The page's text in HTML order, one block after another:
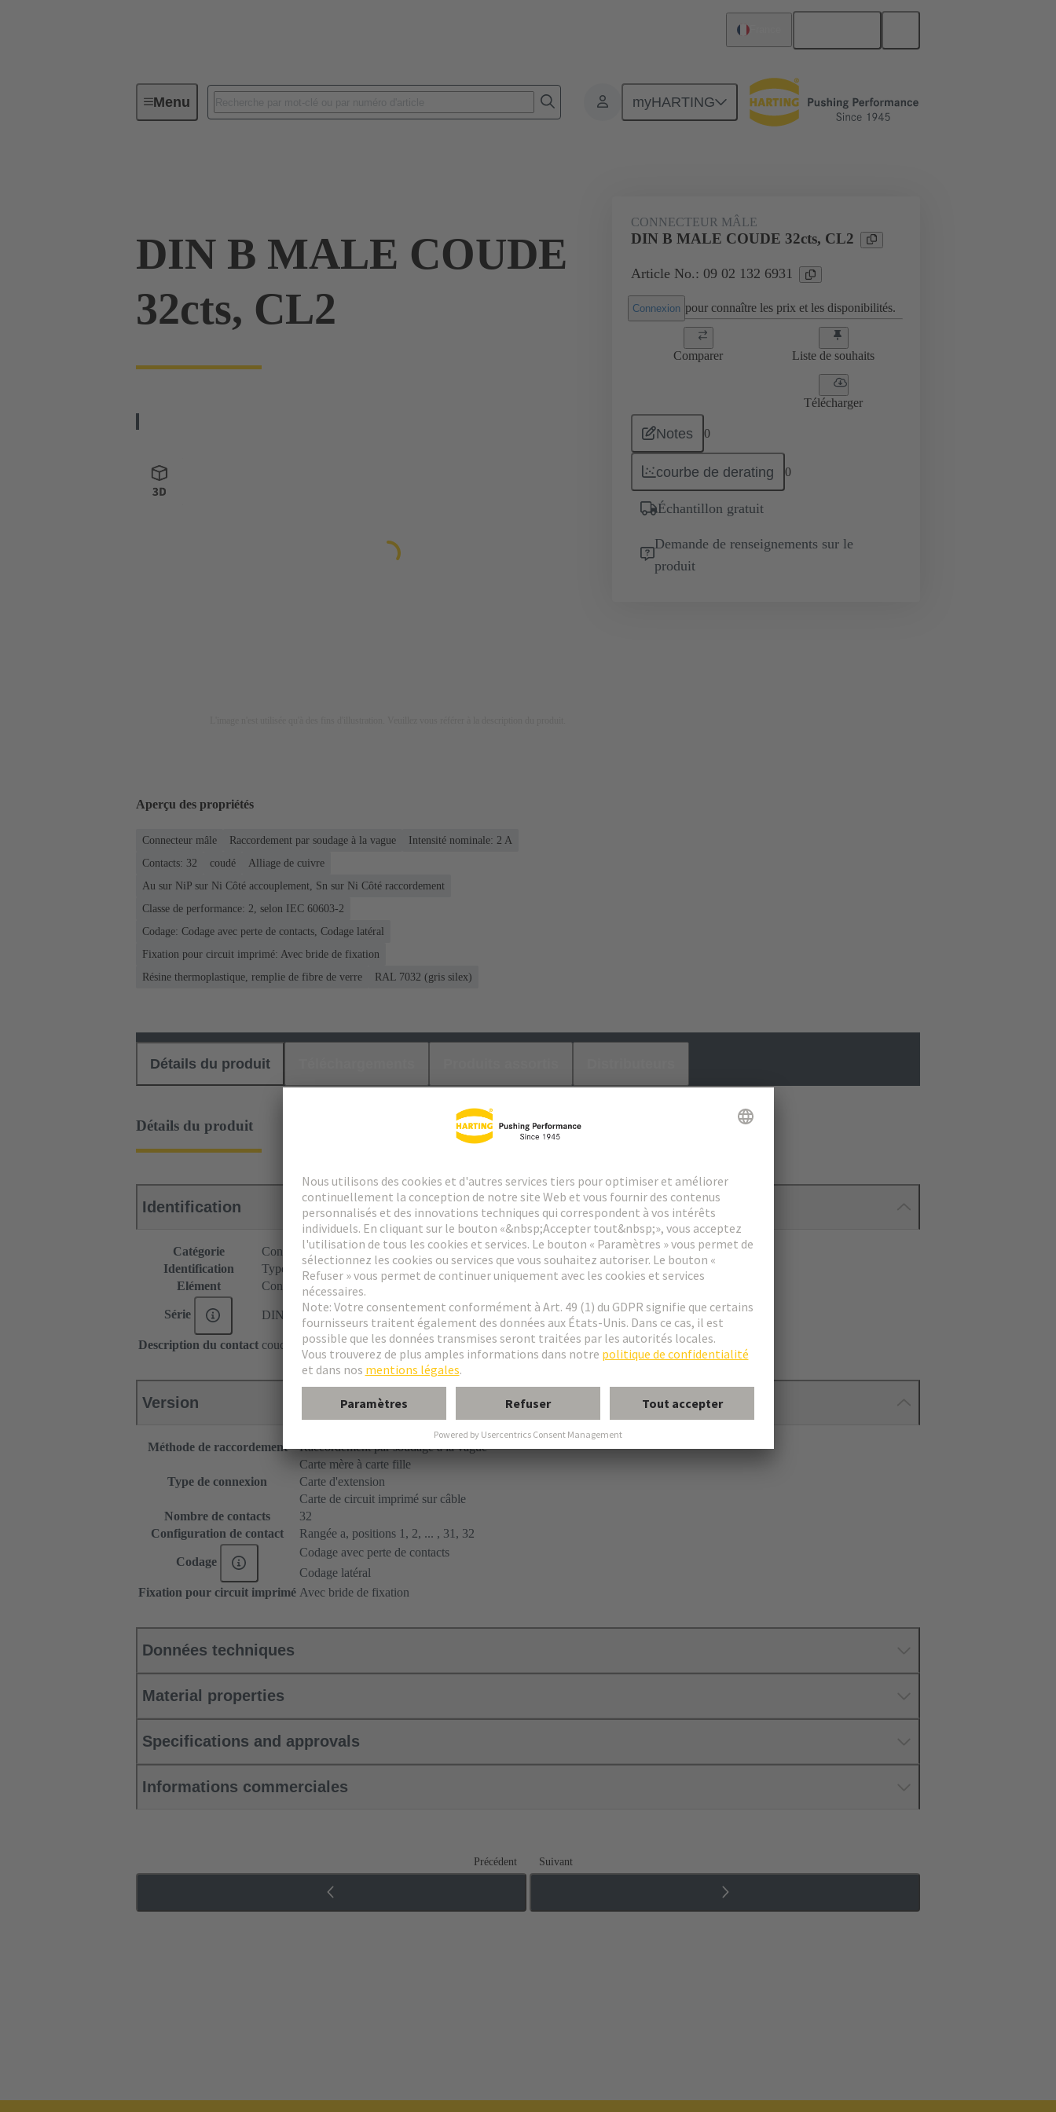
Menu myHARTING
Connectivité d'Equipements Connecteurs carte à carte Produits Raccordement carte mère à carte fille
DIN B MALE COUDE
32cts, CL2
CONNECTEUR MÂLE
DIN B MALE COUDE 32cts, CL2
Article No.: 09 02 132 6931
Connexion pour connaître les prix et les disponibilités.
Comparer Liste de souhaits
Télécharger
Notes 0
courbe de derating 0
Échantillon gratuit
Demande de renseignements sur le
produit
Aperçu des propriétés
Connecteur mâle Raccordement par soudage à la vague
Intensité nominale: ‌2 A
Contacts: 32
coudé
Alliage de cuivre
Au sur NiP sur Ni Côté accouplement, Sn sur Ni Côté raccordement
Classe de performance: 2, selon IEC 60603-2
Codage: Codage avec perte de contacts, Codage latéral
Fixation pour circuit imprimé: Avec bride de fixation
Résine thermoplastique, remplie de fibre de verre
RAL 7032 (gris silex)
Détails du produit
Détails du produit
Identification
Catégorie
Connecteurs
Identification
Type B
Elément
Connecteur mâle
Série DIN 41612
Description du contact coudé
Version
Méthode de raccordement Raccordement par soudage à la vague
Type de connexion
Carte mère à carte fille
Carte d'extension
Carte de circuit imprimé sur câble
Nombre de contacts
32
Configuration de contact
Rangée a, positions 1, 2, ... , 31, 32
Codage
Codage avec perte de contacts
Codage latéral
Fixation pour circuit imprimé Avec bride de fixation
Données techniques
Material properties
Specifications and approvals
Informations commerciales
Précédent Suivant